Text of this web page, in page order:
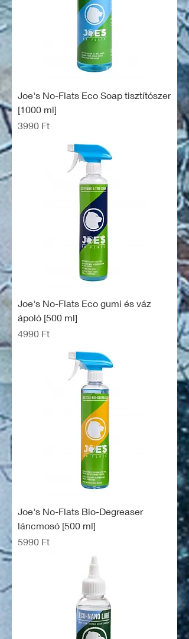
Joe's No-Flats Eco Soap tisztítószer
[1000 ml]
Ár
3990 Ft
Joe's No-Flats Eco gumi és váz
ápoló [500 ml]
Ár
4990 Ft
Joe's No-Flats Bio-Degreaser
láncmosó [500 ml]
Ár
5990 Ft